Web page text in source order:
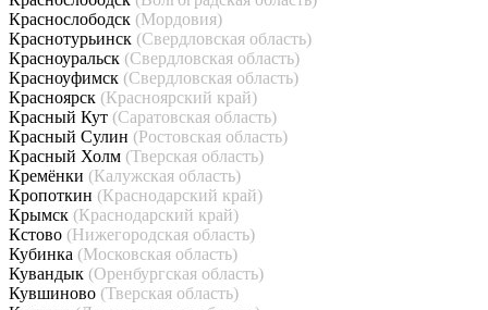
Краснослободск (Мордовия)
Краснотурьинск (Свердловская область)
Красноуральск (Свердловская область)
Красноуфимск (Свердловская область)
Красноярск (Красноярский край)
Красный Кут (Саратовская область)
Красный Сулин (Ростовская область)
Красный Холм (Тверская область)
Кремёнки (Калужская область)
Кропоткин (Краснодарский край)
Крымск (Краснодарский край)
Кстово (Нижегородская область)
Кубинка (Московская область)
Кувандык (Оренбургская область)
Кувшиново (Тверская область)